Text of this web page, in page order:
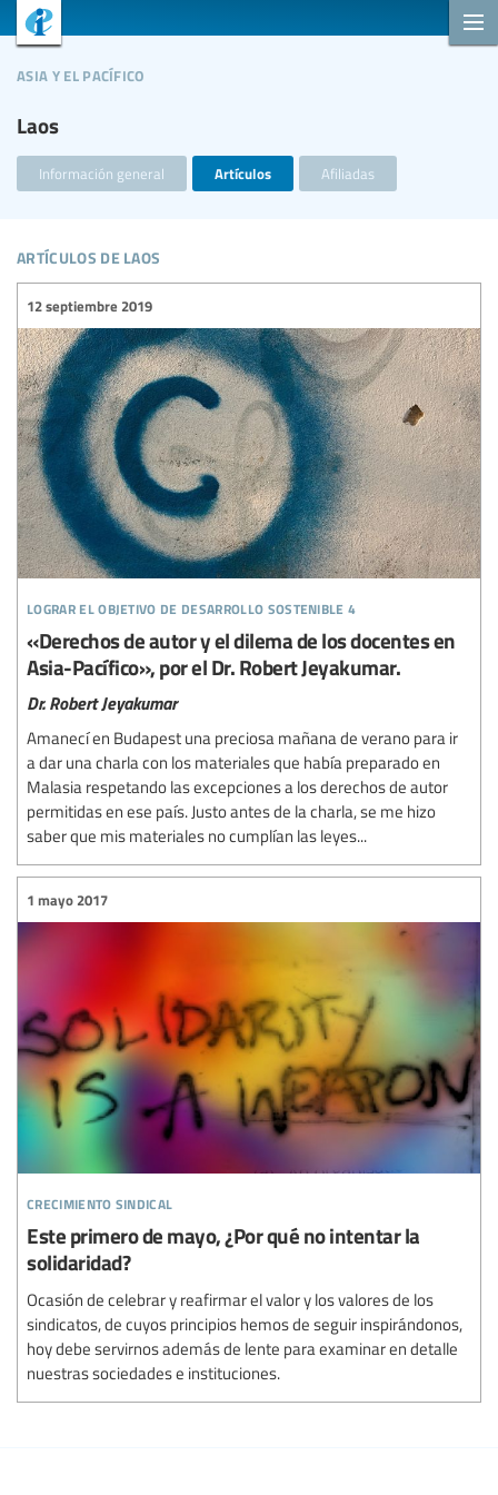
Laos
asia y el pacífico
Información general Artículos Afiliadas
artículos de laos
lograr el objetivo de desarrollo sostenible 4
12 septiembre 2019
«Derechos de autor y el dilema de los docentes en
Asia-Pacífico», por el Dr. Robert Jeyakumar.
Dr. Robert Jeyakumar
Amanecí en Budapest una preciosa mañana de verano para ir
a dar una charla con los materiales que había preparado en
Malasia respetando las excepciones a los derechos de autor
permitidas en ese país. Justo antes de la charla, se me hizo
saber que mis materiales no cumplían las leyes...
crecimiento sindical
1 mayo 2017
Este primero de mayo, ¿Por qué no intentar la
solidaridad?
Ocasión de celebrar y reafirmar el valor y los valores de los
sindicatos, de cuyos principios hemos de seguir inspirándonos,
hoy debe servirnos además de lente para examinar en detalle
nuestras sociedades e instituciones.